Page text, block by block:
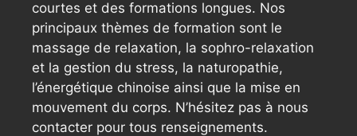
courtes et des formations longues. Nos
principaux thèmes de formation sont le
massage de relaxation, la sophro-relaxation
et la gestion du stress, la naturopathie,
l’énergétique chinoise ainsi que la mise en
mouvement du corps. N’hésitez pas à nous
contacter pour tous renseignements.